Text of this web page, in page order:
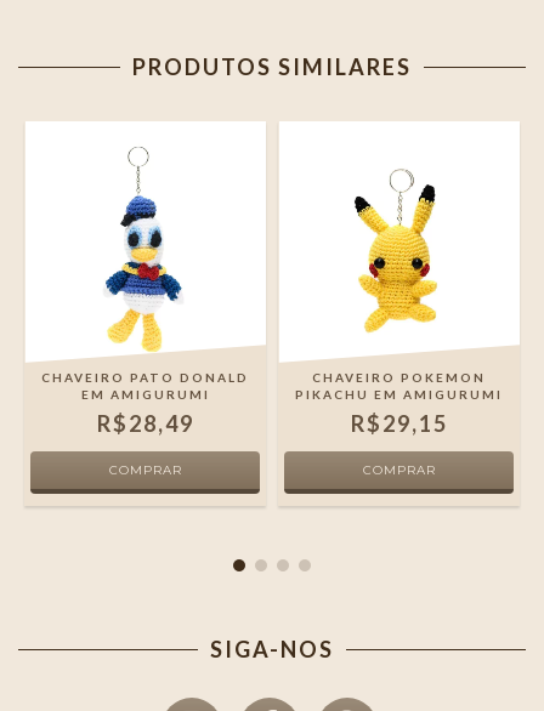
PRODUTOS SIMILARES
CHAVEIRO PATO DONALD
EM AMIGURUMI
R$28,49
CHAVEIRO POKEMON
PIKACHU EM AMIGURUMI
R$29,15
SIGA-NOS